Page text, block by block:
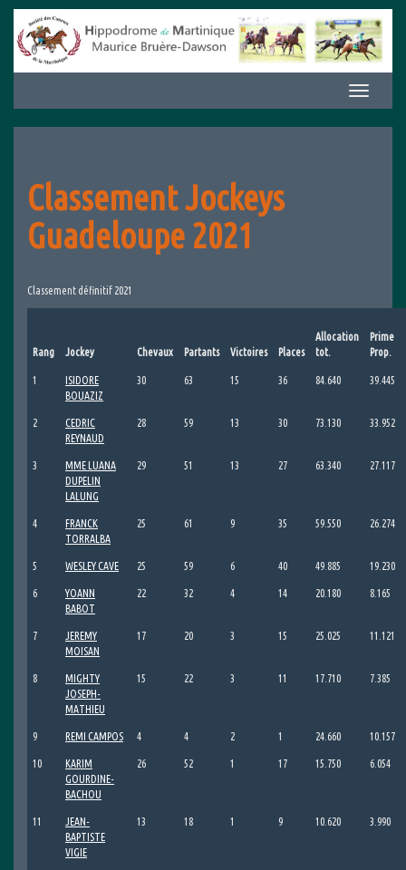
Aller
contenu
Afficher/
la
Classement Jockeys
Guadeloupe 2021
Classement définitif 2021
Rang Jockey Chevaux Partants Victoires Places
Allocation
tot.
Prime
Prop.
1
ISIDORE
BOUAZIZ
30 63 15 36 84.640 39.445
2
CEDRIC
REYNAUD
28 59 13 30 73.130 33.952
3
MME LUANA
DUPELIN
LALUNG
29 51 13 27 63.340 27.117
4
FRANCK
TORRALBA
25 61 9 35 59.550 26.274
5 WESLEY CAVE 25 59 6 40 49.885 19.230
6
YOANN
BABOT
22 32 4 14 20.180 8.165
7
JEREMY
MOISAN
17 20 3 15 25.025 11.121
8
MIGHTY
JOSEPH-
MATHIEU
15 22 3 11 17.710 7.385
9 REMI CAMPOS 4 4 2 1 24.660 10.157
10
KARIM
GOURDINE-
BACHOU
26 52 1 17 15.750 6.054
11
JEAN-
BAPTISTE
VIGIE
13 18 1 9 10.620 3.990